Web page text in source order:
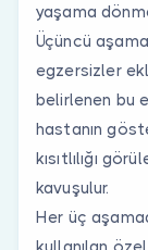
yaşama
Üçüncü
egzersizler
belirlenen bu
hastanın
kısıtlılığı
kavuşulur.
Her üç